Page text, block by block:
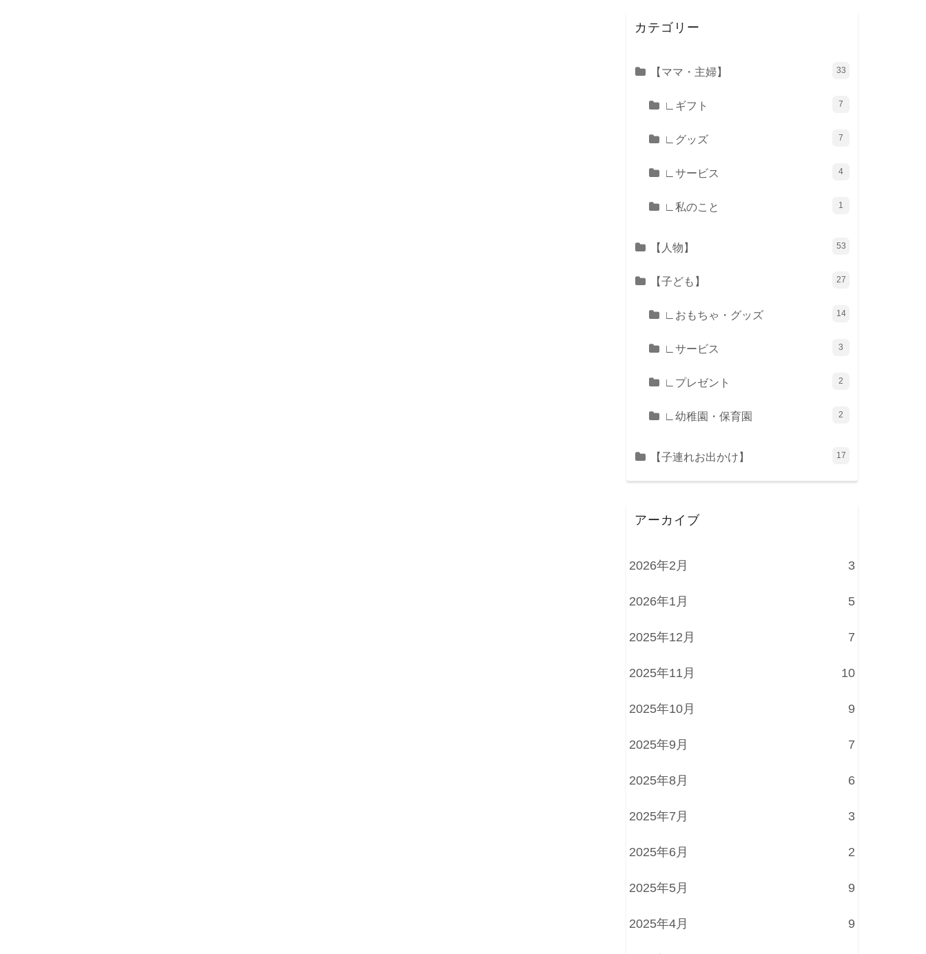
カテゴリー
【ママ・主婦】 33
∟ギフト 7
∟グッズ 7
∟サービス 4
∟私のこと 1
【人物】 53
【子ども】 27
∟おもちゃ・グッズ 14
∟サービス 3
∟プレゼント 2
∟幼稚園・保育園 2
【子連れお出かけ】 17
アーカイブ
2026年2月 3
2026年1月 5
2025年12月 7
2025年11月 10
2025年10月 9
2025年9月 7
2025年8月 6
2025年7月 3
2025年6月 2
2025年5月 9
2025年4月 9